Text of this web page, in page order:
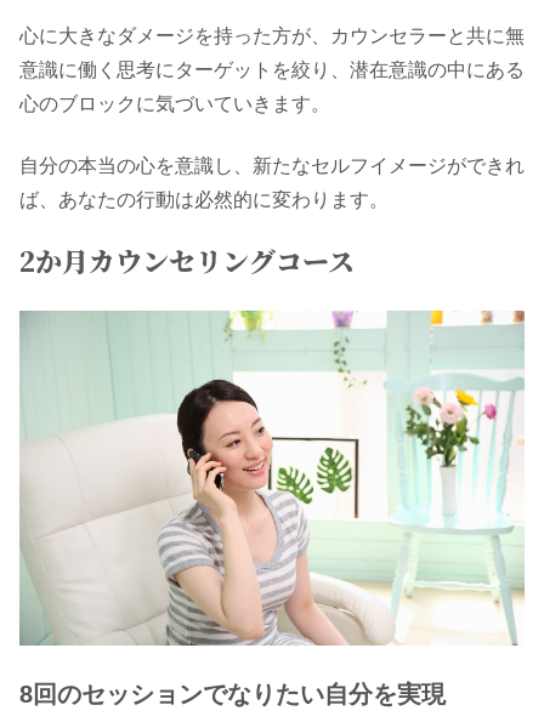
心に大きなダメージを持った方が、カウンセラーと共に無
意識に働く思考にターゲットを絞り、潜在意識の中にある
心のブロックに気づいていきます。
自分の本当の心を意識し、新たなセルフイメージができれ
ば、あなたの行動は必然的に変わります。
2か月カウンセリングコース
8回のセッションでなりたい自分を実現